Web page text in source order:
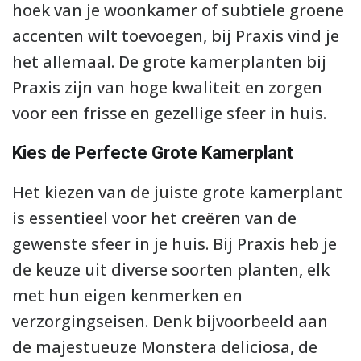
hoek van je woonkamer of subtiele groene
accenten wilt toevoegen, bij Praxis vind je
het allemaal. De grote kamerplanten bij
Praxis zijn van hoge kwaliteit en zorgen
voor een frisse en gezellige sfeer in huis.
Kies de Perfecte Grote Kamerplant
Het kiezen van de juiste grote kamerplant
is essentieel voor het creëren van de
gewenste sfeer in je huis. Bij Praxis heb je
de keuze uit diverse soorten planten, elk
met hun eigen kenmerken en
verzorgingseisen. Denk bijvoorbeeld aan
de majestueuze Monstera deliciosa, de